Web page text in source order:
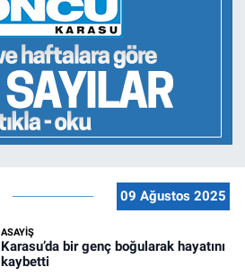
09 Ağustos 2025
ASAYİŞ
Karasu’da bir genç boğularak hayatını
kaybetti